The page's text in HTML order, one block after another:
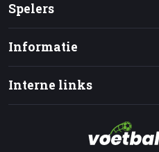
Spelers
Informatie
Interne links